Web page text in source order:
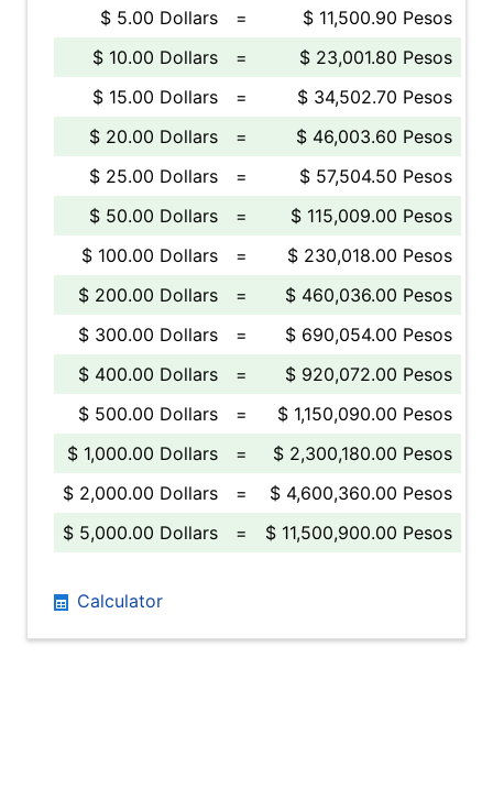
$ 5.00 Dollars
=
$ 11,500.90 Pesos
$ 10.00 Dollars
=
$ 23,001.80 Pesos
$ 15.00 Dollars
=
$ 34,502.70 Pesos
$ 20.00 Dollars
=
$ 46,003.60 Pesos
$ 25.00 Dollars
=
$ 57,504.50 Pesos
$ 50.00 Dollars
=
$ 115,009.00 Pesos
$ 100.00 Dollars
=
$ 230,018.00 Pesos
$ 200.00 Dollars
=
$ 460,036.00 Pesos
$ 300.00 Dollars
=
$ 690,054.00 Pesos
$ 400.00 Dollars
=
$ 920,072.00 Pesos
$ 500.00 Dollars
=
$ 1,150,090.00 Pesos
$ 1,000.00 Dollars
=
$ 2,300,180.00 Pesos
$ 2,000.00 Dollars
=
$ 4,600,360.00 Pesos
$ 5,000.00 Dollars
= $ 11,500,900.00 Pesos
Calculator